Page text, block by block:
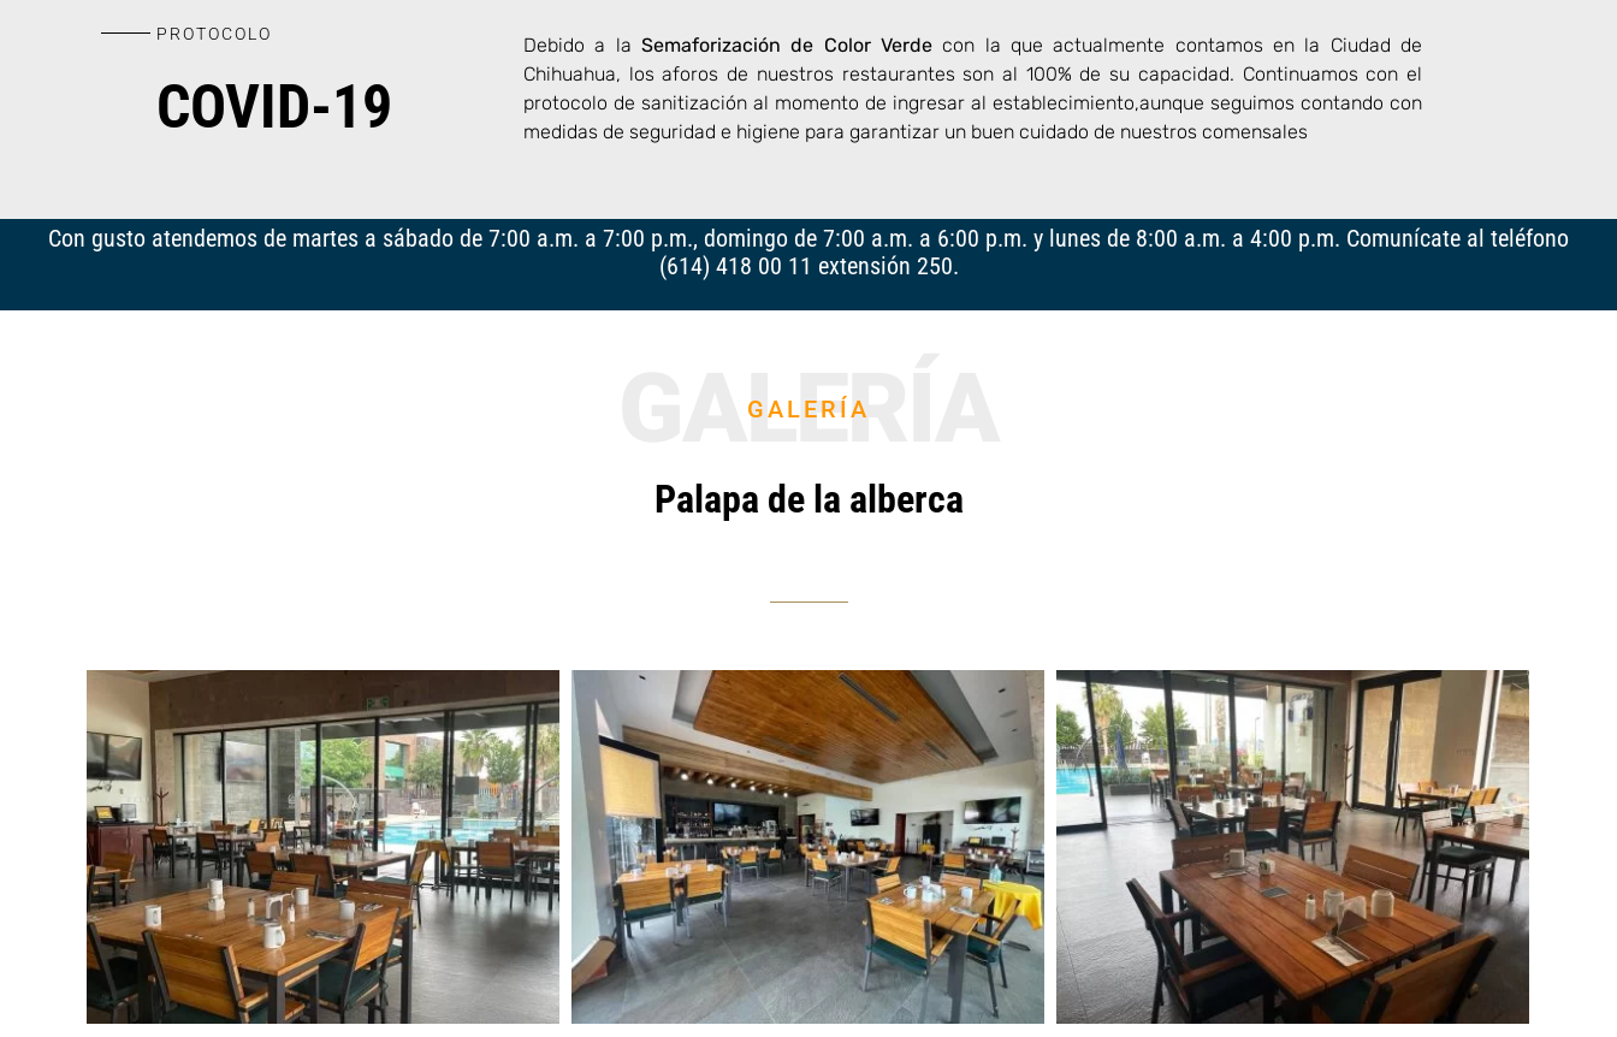
PROTOCOLO
COVID-19
Debido a la Semaforización de Color Verde con la que actualmente contamos en la Ciudad de
Chihuahua, los aforos de nuestros restaurantes son al 100% de su capacidad. Continuamos con el
protocolo de sanitización al momento de ingresar al establecimiento,aunque seguimos contando con
medidas de seguridad e higiene para garantizar un buen cuidado de nuestros comensales
Con gusto atendemos de martes a sábado de 7:00 a.m. a 7:00 p.m., domingo de 7:00 a.m. a 6:00 p.m. y lunes de 8:00 a.m. a 4:00 p.m. Comunícate al teléfono
(614) 418 00 11 extensión 250.
GALERÍA
GALERÍA
Palapa de la alberca